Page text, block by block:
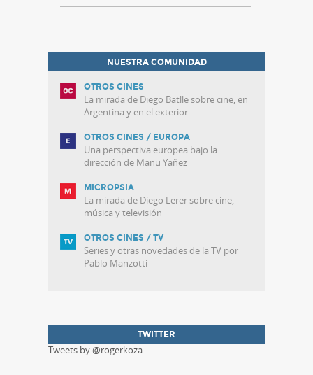
NUESTRA COMUNIDAD
OTROS CINES
La mirada de Diego Batlle sobre cine, en
Argentina y en el exterior
OTROS CINES / EUROPA
Una perspectiva europea bajo la
dirección de Manu Yañez
MICROPSIA
La mirada de Diego Lerer sobre cine,
música y televisión
OTROS CINES / TV
Series y otras novedades de la TV por
Pablo Manzotti
TWITTER
Tweets by @rogerkoza